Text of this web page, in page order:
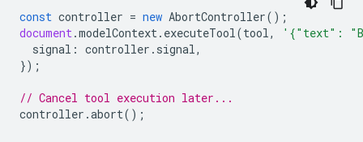
const controller = new AbortController();
document.modelContext. executeTool(tool,
'{"text":
signal : controller . signal,
});
// Cancel tool execution later...
controller .abort();